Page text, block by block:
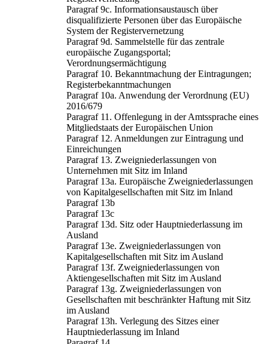
Paragraf 9c. Informationsaustausch über
disqualifizierte Personen über das Europäische
System der Registervernetzung
Paragraf 9d. Sammelstelle für das zentrale
europäische Zugangsportal;
Verordnungsermächtigung
Paragraf 10. Bekanntmachung der Eintragungen;
Registerbekanntmachungen
Paragraf 10a. Anwendung der Verordnung (EU)
2016/679
Paragraf 11. Offenlegung in der Amtssprache eines
Mitgliedstaats der Europäischen Union
Paragraf 12. Anmeldungen zur Eintragung und
Einreichungen
Paragraf 13. Zweigniederlassungen von
Unternehmen mit Sitz im Inland
Paragraf 13a. Europäische Zweigniederlassungen
von Kapitalgesellschaften mit Sitz im Inland
Paragraf 13b
Paragraf 13c
Paragraf 13d. Sitz oder Hauptniederlassung im
Ausland
Paragraf 13e. Zweigniederlassungen von
Kapitalgesellschaften mit Sitz im Ausland
Paragraf 13f. Zweigniederlassungen von
Aktiengesellschaften mit Sitz im Ausland
Paragraf 13g. Zweigniederlassungen von
Gesellschaften mit beschränkter Haftung mit Sitz
im Ausland
Paragraf 13h. Verlegung des Sitzes einer
Hauptniederlassung im Inland